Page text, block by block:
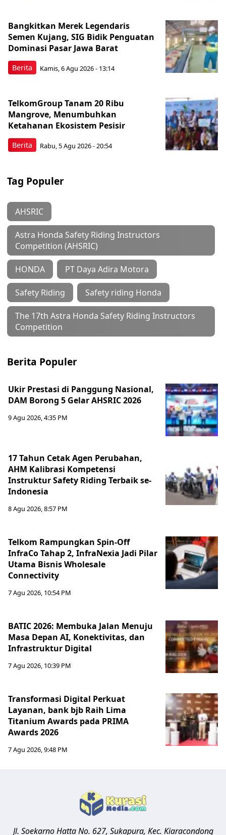
Berita
Bangkitkan Merek Legendaris
Semen Kujang, SIG Bidik Penguatan
Dominasi Pasar Jawa Barat
Kamis, 6 Agu 2026 - 13:14
Berita
TelkomGroup Tanam 20 Ribu
Mangrove, Menumbuhkan
Ketahanan Ekosistem Pesisir
Rabu, 5 Agu 2026 - 20:54
Tag Populer
AHSRIC
Astra Honda Safety Riding Instructors
Competition (AHSRIC)
HONDA PT Daya Adira Motora
Safety Riding Safety riding Honda
The 17th Astra Honda Safety Riding Instructors
Competition
Berita Populer
Ukir Prestasi di Panggung Nasional,
DAM Borong 5 Gelar AHSRIC 2026
9 Agu 2026, 4:35 PM
17 Tahun Cetak Agen Perubahan,
AHM Kalibrasi Kompetensi
Instruktur Safety Riding Terbaik se-
Indonesia
8 Agu 2026, 8:57 PM
Telkom Rampungkan Spin-Off
InfraCo Tahap 2, InfraNexia Jadi Pilar
Utama Bisnis Wholesale
Connectivity
7 Agu 2026, 10:54 PM
BATIC 2026: Membuka Jalan Menuju
Masa Depan AI, Konektivitas, dan
Infrastruktur Digital
7 Agu 2026, 10:39 PM
Transformasi Digital Perkuat
Layanan, bank bjb Raih Lima
Titanium Awards pada PRIMA
Awards 2026
7 Agu 2026, 9:48 PM
Jl. Soekarno Hatta No. 627, Sukapura, Kec. Kiaracondong